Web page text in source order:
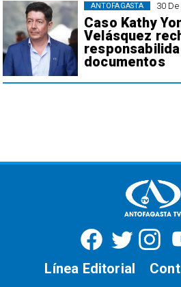
30
Caso Kathy
Velásquez
documentos
ANTOFAGASTA
Línea Editorial